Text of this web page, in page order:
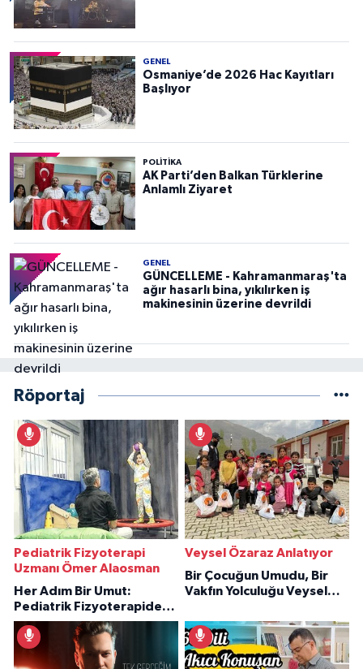
GENEL
Osmaniye’de 2026 Hac Kayıtları
Başlıyor
POLITIKA
AK Parti’den Balkan Türklerine
Anlamlı Ziyaret
GENEL
GÜNCELLEME - Kahramanmaraş'ta
ağır hasarlı bina, yıkılırken iş
makinesinin üzerine devrildi
Röportaj
Pediatrik Fizyoterapi
Uzmanı Ömer Alaosman
Her Adım Bir Umut:
Pediatrik Fizyoterapiden
İlham Veren Hikâyeler
Veysel Özaraz Anlatıyor
Bir Çocuğun Umudu, Bir
Vakfın Yolculuğu Veysel